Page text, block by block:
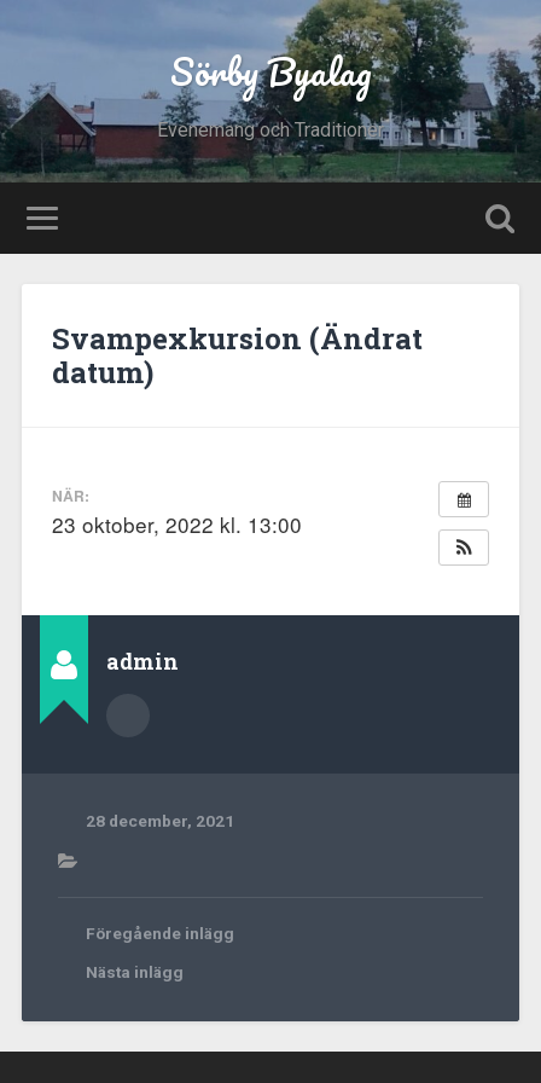
Sörby Byalag
Evenemang och Traditioner
Svampexkursion (Ändrat
datum)
NÄR:
23 oktober, 2022 kl. 13:00
admin
28 december, 2021
Föregående inlägg
Nästa inlägg